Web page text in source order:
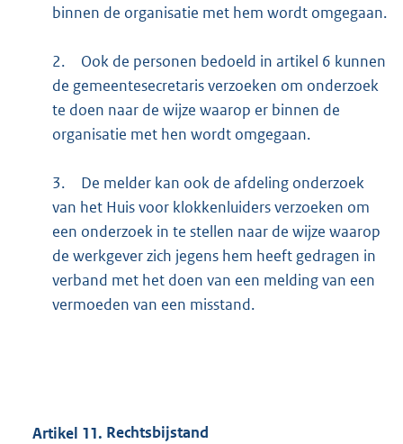
binnen de organisatie met hem wordt omgegaan.
2.
Ook de personen bedoeld in artikel 6 kunnen
de gemeentesecretaris verzoeken om onderzoek
te doen naar de wijze waarop er binnen de
organisatie met hen wordt omgegaan.
3.
De melder kan ook de afdeling onderzoek
van het Huis voor klokkenluiders verzoeken om
een onderzoek in te stellen naar de wijze waarop
de werkgever zich jegens hem heeft gedragen in
verband met het doen van een melding van een
vermoeden van een misstand.
Artikel 11. Rechtsbijstand